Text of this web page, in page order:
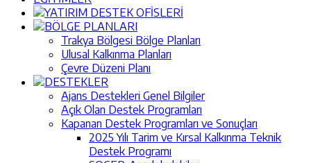
YATIRIM DESTEK OFİSLERİ
BÖLGE PLANLARI
Trakya Bölgesi Bölge Planları
Ulusal Kalkınma Planları
Çevre Düzeni Planı
DESTEKLER
Ajans Destekleri Genel Bilgiler
Açık Olan Destek Programları
Kapanan Destek Programları ve Sonuçları
2025 Yılı Tarim ve Kırsal Kalkınma Teknik
Destek Programı